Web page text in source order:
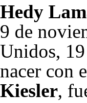
Hedy
9 de
Unidos,
nacer con
Kiesler,